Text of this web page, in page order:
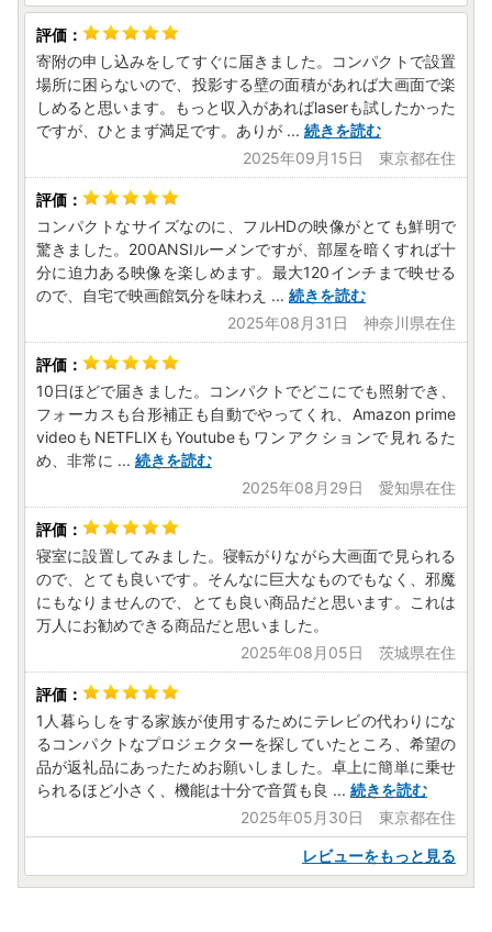
寄附の申し込みをしてすぐに届きました。コンパクトで設置
場所に困らないので、投影する壁の面積があれば大画面で楽
しめると思います。もっと収入があればlaserも試したかった
ですが、ひとまず満足です。ありが ... 続きを読む
2025年09月15日 東京都在住
コンパクトなサイズなのに、フルHDの映像がとても鮮明で
驚きました。200ANSIルーメンですが、部屋を暗くすれば十
分に迫力ある映像を楽しめます。最大120インチまで映せる
ので、自宅で映画館気分を味わえ ... 続きを読む
2025年08月31日 神奈川県在住
10日ほどで届きました。コンパクトでどこにでも照射でき、
フォーカスも台形補正も自動でやってくれ、Amazon prime
videoもNETFLIXもYoutubeもワンアクションで見れるた
め、非常に ... 続きを読む
2025年08月29日 愛知県在住
寝室に設置してみました。寝転がりながら大画面で見られる
ので、とても良いです。そんなに巨大なものでもなく、邪魔
にもなりませんので、とても良い商品だと思います。これは
万人にお勧めできる商品だと思いました。
2025年08月05日 茨城県在住
1人暮らしをする家族が使用するためにテレビの代わりにな
るコンパクトなプロジェクターを探していたところ、希望の
品が返礼品にあったためお願いしました。卓上に簡単に乗せ
られるほど小さく、機能は十分で音質も良 ... 続きを読む
2025年05月30日 東京都在住
レビューをもっと見る